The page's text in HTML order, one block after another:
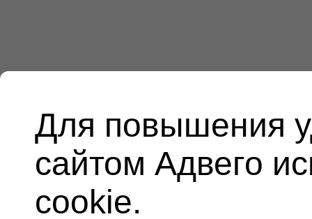
Для повышения
сайтом Адвего
cookie.